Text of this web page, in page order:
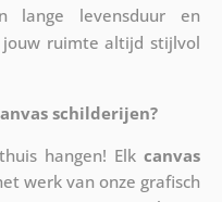
lange levensduur en
jouw ruimte altijd stijlvol
schilderijen?
hangen! Elkcanvas
werk van onze grafisch